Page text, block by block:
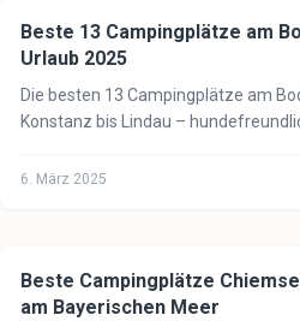
🏕️ Camping mit Hund
Beste 13 Campingplätze am
Urlaub 2025
Die besten 13 Campingplätze am
Konstanz bis Lindau –
6. März 2025
🏕️ Camping mit Hund
Beste Campingplätze
am Bayerischen Meer